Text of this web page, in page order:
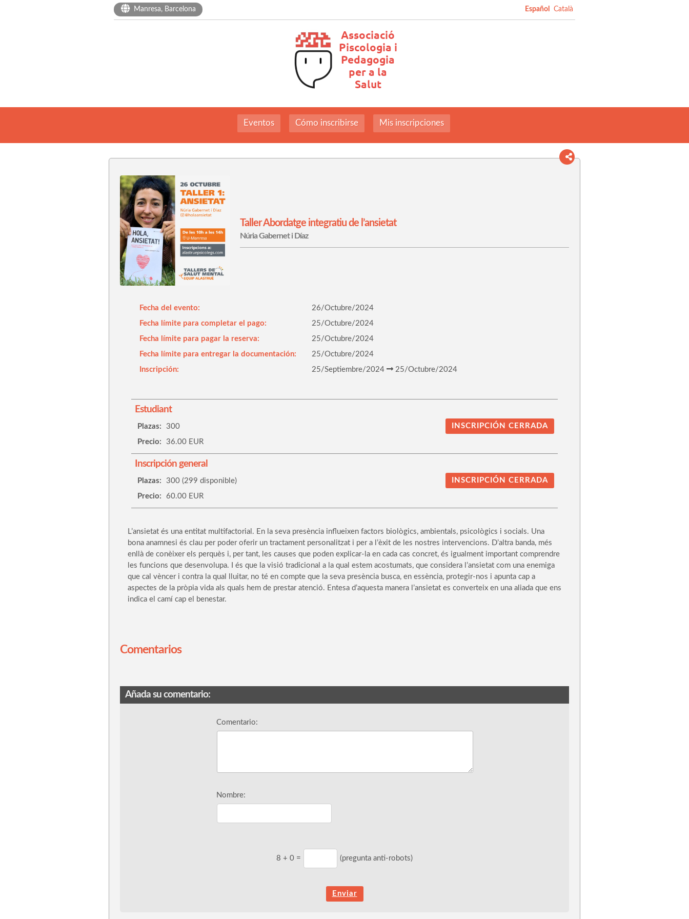
Manresa, Barcelona Español Català
Eventos Cómo inscribirse Mis inscripciones
Taller Abordatge integratiu de l’ansietat
Núria Gabernet i Díaz
Fecha del evento:
26/Octubre/2024
Fecha límite para completar el pago:
25/Octubre/2024
Fecha límite para pagar la reserva:
25/Octubre/2024
Fecha límite para entregar la documentación:
25/Octubre/2024
Inscripción:
25/Septiembre/2024 25/Octubre/2024
Estudiant
Plazas:
300
Precio:
36.00 EUR
INSCRIPCIÓN CERRADA
Inscripción general
Plazas:
300 (299 disponible)
Precio:
60.00 EUR
INSCRIPCIÓN CERRADA
L’ansietat és una entitat multifactorial. En la seva presència influeixen factors biològics, ambientals, psicològics i socials. Una
bona anamnesi és clau per poder oferir un tractament personalitzat i per a l’èxit de les nostres intervencions. D’altra banda, més
enllà de conèixer els perquès i, per tant, les causes que poden explicar-la en cada cas concret, és igualment important comprendre
les funcions que desenvolupa. I és que la visió tradicional a la qual estem acostumats, que considera l’ansietat com una enemiga
que cal vèncer i contra la qual lluitar, no té en compte que la seva presència busca, en essència, protegir-nos i apunta cap a
aspectes de la pròpia vida als quals hem de prestar atenció. Entesa d’aquesta manera l’ansietat es converteix en una aliada que ens
indica el camí cap el benestar.
Comentarios
Añada su comentario:
Comentario:
Nombre:
8 + 0 = (pregunta anti-robots)
Enviar